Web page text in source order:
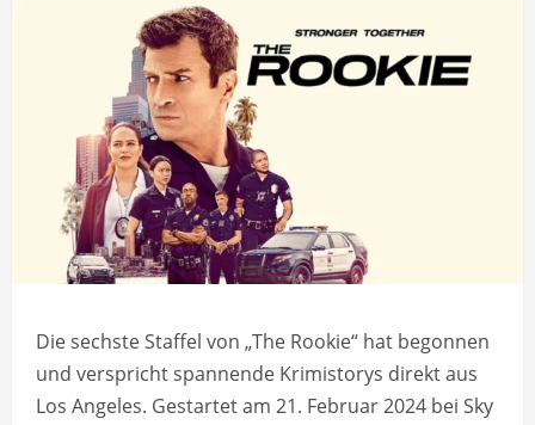
Die sechste Staffel von „The Rookie“ hat begonnen
und verspricht spannende Krimistorys direkt aus
Los Angeles. Gestartet am 21. Februar 2024 bei Sky